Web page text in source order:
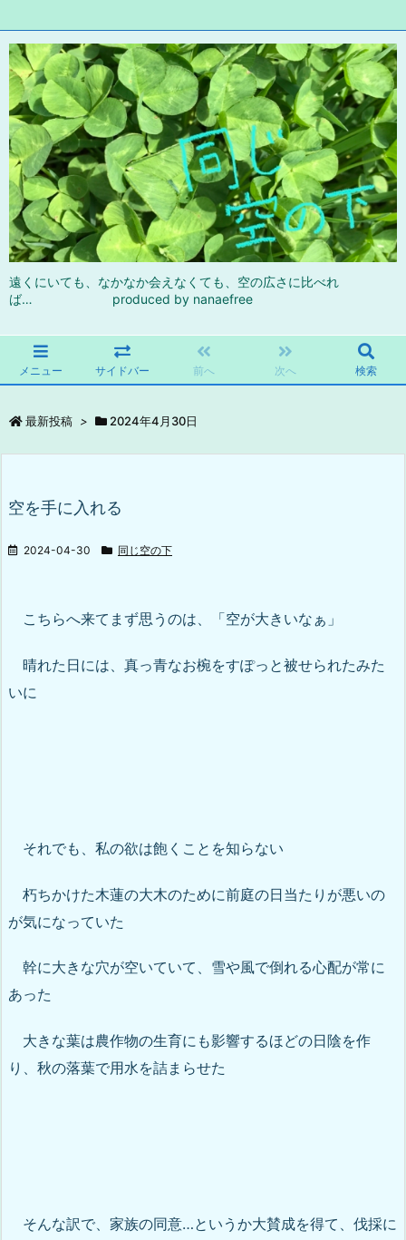
遠くにいても、なかなか会えなくても、空の広さに比べれ
ば… produced by nanaefree
メニュー サイドバー 前へ 次へ 検索
最新投稿 > 2024年4月30日
空を手に入れる
2024-04-30 同じ空の下
こちらへ来てまず思うのは、「空が大きいなぁ」
晴れた日には、真っ青なお椀をすぽっと被せられたみた
いに
それでも、私の欲は飽くことを知らない
朽ちかけた木蓮の大木のために前庭の日当たりが悪いの
が気になっていた
幹に大きな穴が空いていて、雪や風で倒れる心配が常に
あった
大きな葉は農作物の生育にも影響するほどの日陰を作
り、秋の落葉で用水を詰まらせた
そんな訳で、家族の同意…というか大賛成を得て、伐採に